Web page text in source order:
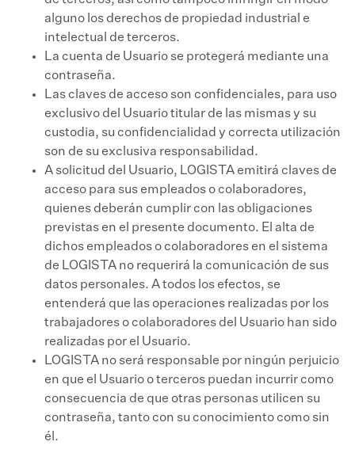
alguno los derechos de propiedad industrial e
intelectual de terceros.
La cuenta de Usuario se protegerá mediante una
contraseña.
Las claves de acceso son confidenciales, para uso
exclusivo del Usuario titular de las mismas y su
custodia, su confidencialidad y correcta utilización
son de su exclusiva responsabilidad.
A solicitud del Usuario, LOGISTA emitirá claves de
acceso para sus empleados o colaboradores,
quienes deberán cumplir con las obligaciones
previstas en el presente documento. El alta de
dichos empleados o colaboradores en el sistema
de LOGISTA no requerirá la comunicación de sus
datos personales. A todos los efectos, se
entenderá que las operaciones realizadas por los
trabajadores o colaboradores del Usuario han sido
realizadas por el Usuario.
LOGISTA no será responsable por ningún perjuicio
en que el Usuario o terceros puedan incurrir como
consecuencia de que otras personas utilicen su
contraseña, tanto con su conocimiento como sin
él.